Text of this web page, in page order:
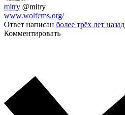
mitry @mitry
www.wolfcms.org/
Ответ написан более трёх лет назад
Комментировать